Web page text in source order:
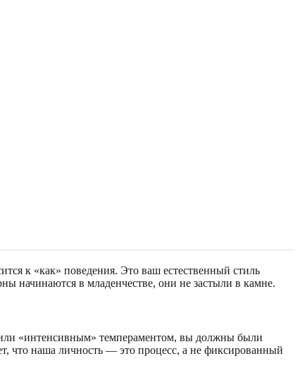
к «как» поведения. Это ваш естественный стиль
начинаются в младенчестве, они не застыли в камне.
или «интенсивным» темпераментом, вы должны были
что наша личность — это процесс, а не фиксированный